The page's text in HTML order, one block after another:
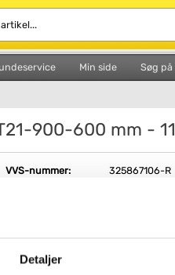
Detaljer
Min side Søg på
900-600 mm -
VVS-nummer:
325867106-R